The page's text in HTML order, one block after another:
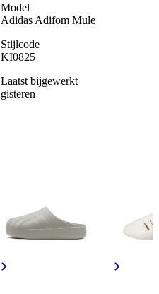
Model
Adidas Adifom Mule
Stijlcode
KI0825
Laatst bijgewerkt
gisteren